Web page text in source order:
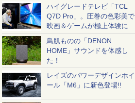
ハイグレードテレビ「TCL
Q7D Pro」。圧巻の色彩美で
映画＆ゲームが極上体験に
鳥肌ものの「DENON
HOME」サウンドを体感し
た！
レイズのパワーデザインホイ
ール「M6」に新色登場!!